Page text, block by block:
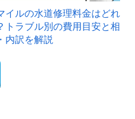
イルの水道修理料金はどれ
トラブル別の費用目安と相
内訳を解説